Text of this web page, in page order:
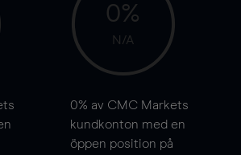
0%
N/A
0% av CMC Markets
kundkonton med en
öppen position på